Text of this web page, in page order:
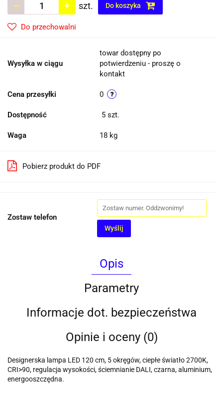
szt. Do koszyka
Do przechowalni
Wysyłka w ciągu
towar dostępny po
potwierdzeniu - proszę o
kontakt
Cena przesyłki 0
Dostępność 5 szt.
Waga 18 kg
Pobierz produkt do PDF
Zostaw telefon
Wyślij
Opis
Parametry
Informacje dot. bezpieczeństwa
Opinie i oceny (0)
Designerska lampa LED 120 cm, 5 okręgów, ciepłe światło 2700K,
CRI>90, regulacja wysokości, ściemnianie DALI, czarna, aluminium,
energooszczędna.